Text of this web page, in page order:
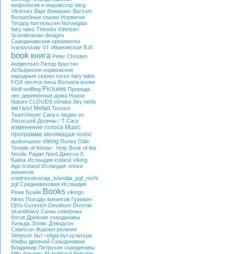
мифология и мировоззр Varg
Vikernes Варг Викернес Burzum
Волшебные сказки Норвегии
Теодор Киттельсен Norwegian
fairy tales Theodor Kittelsen
Scandinavian designs
Скандинавские орнаменты
Ivanovskaiy V.I.
Ивановская В.И.
book книга Peter Christen
Asbjørnsen Петер Кристен
Асбьёрнсен норвежские
народные сказки norse fairy tales
FOX лисята лисы Волчата волки
Wolf wolfling Pictures Природа
лес деревянные дома House
Nature CLOUDS облака Sky небо
металл Metall
Texture
TeamViewer Сага о людях из
Лососьей Долины / T Сага
изменение голоса Music
программа меняющая голос
audiomaster viking Runes Odin
Temple of Wotan : Holy Book of the
Nordic Pagan Nord Джесси Л.
Байок Исландия iceland Viking
Age Iceland Исландия эпохи
викингов
srednevekovaja_islandija_pgf_rezhi
pgf Средневековая Исландия
Режи Буайе Books vikings
hikes Походы викингов Гуревич
DjVu Gyrevich Devidson Drevnie
skandinavy Сыны северных
богов Древние скандинавы
Хильда Эллис Дэвидсон
Симпсон Жаклин религия
Simpson быт religia byt культура
Мифы древней Скандинавии
Владимир Петрухин скандинавы